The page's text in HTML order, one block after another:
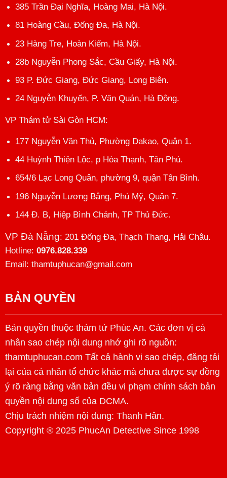
385 Trần Đại Nghĩa, Hoàng Mai, Hà Nội.
81 Hoàng Cầu, Đống Đa, Hà Nội.
23 Hàng Tre, Hoàn Kiếm, Hà Nội.
28b Nguyễn Phong Sắc, Cầu Giấy, Hà Nội.
93 P. Đức Giang, Đức Giang, Long Biên.
24 Nguyễn Khuyến, P. Văn Quán, Hà Đông.
VP Thám tử Sài Gòn HCM:
177 Nguyễn Văn Thủ, Phường Dakao, Quận 1.
44 Huỳnh Thiện Lộc, p Hòa Thạnh, Tân Phú.
654/6 Lạc Long Quân, phường 9, quận Tân Bình.
196 Nguyễn Lương Bằng, Phú Mỹ, Quận 7.
144 Đ. B, Hiệp Bình Chánh, TP Thủ Đức.
VP Đà Nẵng: 201 Đống Đa, Thạch Thang, Hải Châu.
Hotline: 0976.828.339
Email: thamtuphucan@gmail.com
BẢN QUYỀN
Bản quyền thuộc thám tử Phúc An. Các đơn vị cá
nhân sao chép nội dung nhớ ghi rõ nguồn:
thamtuphucan.com Tất cả hành vi sao chép, đăng tải
lại của cá nhân tổ chức khác mà chưa được sự đồng
ý rõ ràng bằng văn bản đều vi phạm chính sách bản
quyền nội dung số của DCMA.
Chịu trách nhiệm nội dung: Thanh Hân.
Copyright ® 2025 PhucAn Detective Since 1998